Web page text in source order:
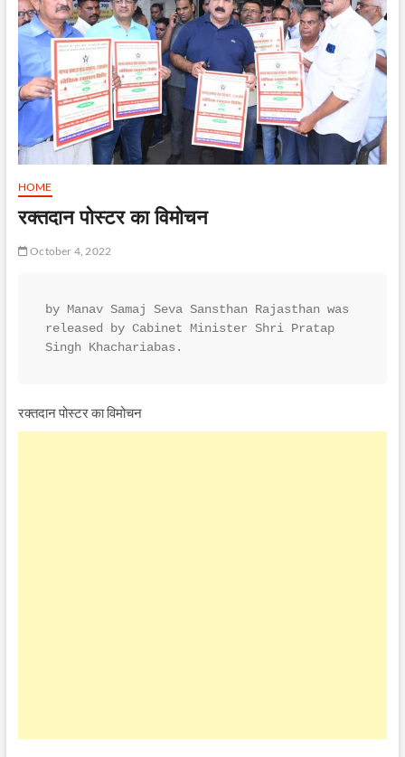
HOME
रक्तदान पोस्टर का विमोचन
October 4, 2022
by Manav Samaj Seva Sansthan Rajasthan was
released by Cabinet Minister Shri Pratap
Singh Khachariabas.
रक्तदान पोस्टर का विमोचन